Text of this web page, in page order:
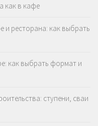
как в кафе
и ресторана: как выбрать
как выбрать формат и
ступени, сваи